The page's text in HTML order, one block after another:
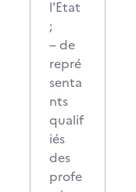
l'Etat
;
– de
repré
senta
nts
qualif
iés
des
profe